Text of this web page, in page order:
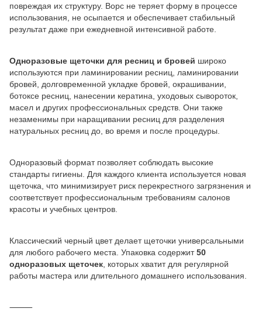
повреждая их структуру. Ворс не теряет форму в процессе
использования, не осыпается и обеспечивает стабильный
результат даже при ежедневной интенсивной работе.
Одноразовые щеточки для ресниц и бровей широко
используются при ламинировании ресниц, ламинировании
бровей, долговременной укладке бровей, окрашивании,
ботоксе ресниц, нанесении кератина, уходовых сывороток,
масел и других профессиональных средств. Они также
незаменимы при наращивании ресниц для разделения
натуральных ресниц до, во время и после процедуры.
Одноразовый формат позволяет соблюдать высокие
стандарты гигиены. Для каждого клиента используется новая
щеточка, что минимизирует риск перекрестного загрязнения и
соответствует профессиональным требованиям салонов
красоты и учебных центров.
Классический черный цвет делает щеточки универсальными
для любого рабочего места. Упаковка содержит50
одноразовых щеточек , которых хватит для регулярной
работы мастера или длительного домашнего использования.
⸻